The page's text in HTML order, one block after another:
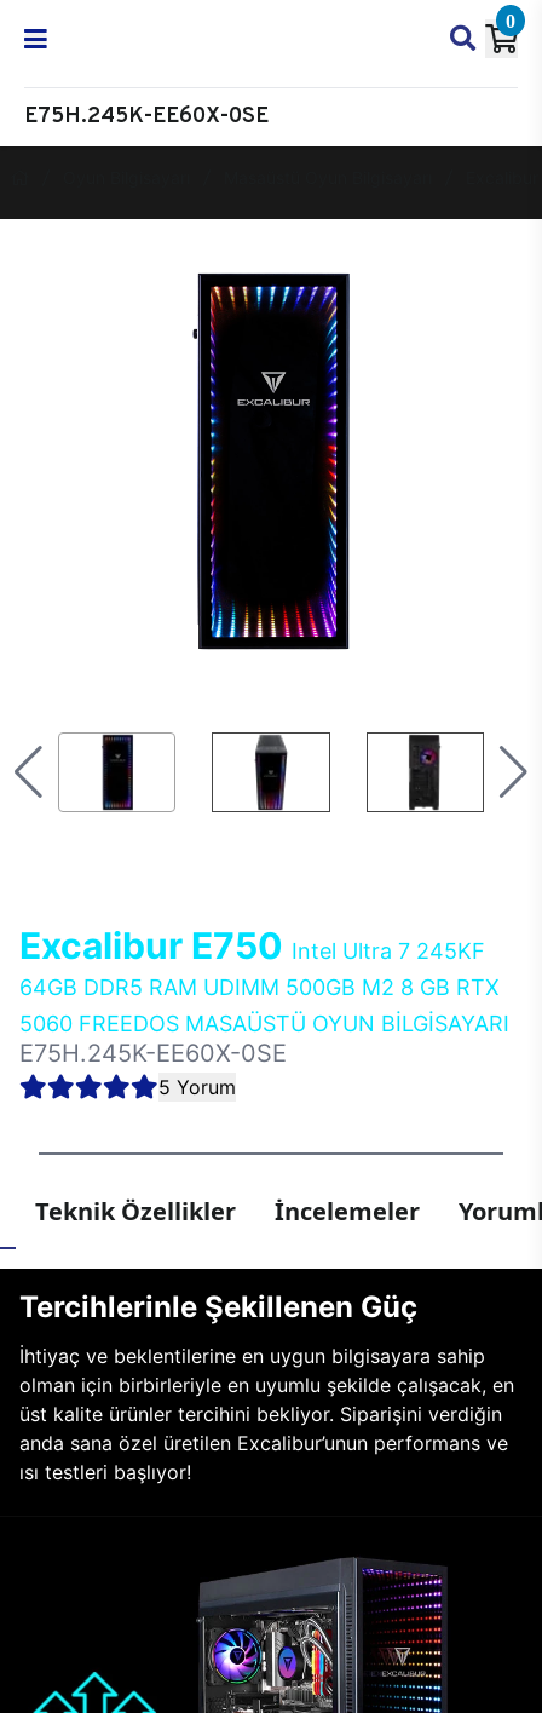
0
E75H.245K-EE60X-0SE
Excalibur E750 Intel Ultra 7 245KF
64GB DDR5 RAM UDIMM 500GB M2 8 GB RTX
5060 FREEDOS MASAÜSTÜ OYUN BİLGİSAYARI
E75H.245K-EE60X-0SE
5 Yorum
Teknik Özellikler İncelemeler
Tercihlerinle Şekillenen Güç
İhtiyaç ve beklentilerine en uygun bilgisayara sahip
olman için birbirleriyle en uyumlu şekilde çalışacak, en
üst kalite ürünler tercihini bekliyor. Siparişini verdiğin
anda sana özel üretilen Excalibur’unun performans ve
ısı testleri başlıyor!